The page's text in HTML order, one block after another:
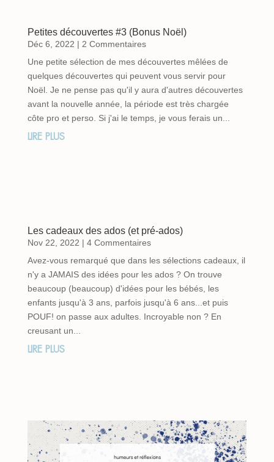
Petites découvertes #3 (Bonus Noël)
Déc 6, 2022 | 2 Commentaires
Une petite sélection de mes découvertes mêlées de
quelques découvertes qui peuvent vous servir pour
Noël. Je ne pense pas qu'il y aura d'autres découvertes
avant la nouvelle année, la période est très chargée
côte pro et perso. Si j'ai le temps, je vous ferais un...
LIRE PLUS
Les cadeaux des ados (et pré-ados)
Nov 22, 2022 | 4 Commentaires
Avez-vous remarqué que dans les sélections cadeaux, il
n'y a JAMAIS des idées pour les ados ? On trouve
beaucoup (beaucoup) d'idées pour les bébés, les
enfants jusqu'à 3 ans, parfois jusqu'à 6 ans...et puis
POUF! on passe aux adultes. Incroyable non ? En
creusant un...
LIRE PLUS